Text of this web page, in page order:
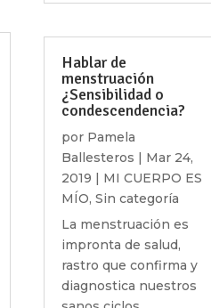
Hablar de
menstruación
¿Sensibilidad o
condescendencia?
por Pamela
Ballesteros | Mar 24,
2019 | MI CUERPO ES
MÍO,Sin categoría
La menstruación es
impronta de salud,
rastro que confirma y
diagnostica nuestros